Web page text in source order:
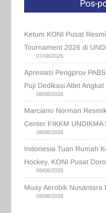
Pos-
Ketum KONI Pusat
Tournament 2026 di
07/08/2026
Apresiasi Pengprov
Puji Dedikasi Atlet Angkat
06/08/2026
Marciano Norman
Center FIKKM UNDIKMA
06/08/2026
Indonesia Tuan Rumah
Hockey, KONI Pusat
06/08/2026
Muay Aerobik Nusantara
05/08/2026